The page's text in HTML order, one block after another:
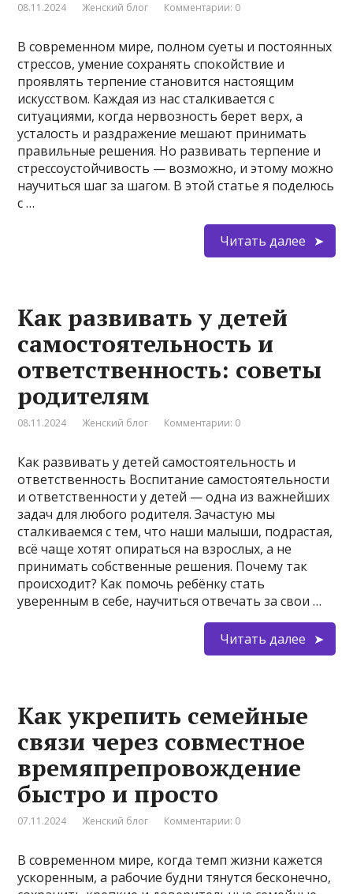
08.11.2024 Женский блог Комментарии: 0
В современном мире, полном суеты и постоянных
стрессов, умение сохранять спокойствие и
проявлять терпение становится настоящим
искусством. Каждая из нас сталкивается с
ситуациями, когда нервозность берет верх, а
усталость и раздражение мешают принимать
правильные решения. Но развивать терпение и
стрессоустойчивость — возможно, и этому можно
научиться шаг за шагом. В этой статье я поделюсь
с …
Читать далее
Как развивать у детей
самостоятельность и
ответственность: советы
родителям
08.11.2024 Женский блог Комментарии: 0
Как развивать у детей самостоятельность и
ответственность Воспитание самостоятельности
и ответственности у детей — одна из важнейших
задач для любого родителя. Зачастую мы
сталкиваемся с тем, что наши малыши, подрастая,
всё чаще хотят опираться на взрослых, а не
принимать собственные решения. Почему так
происходит? Как помочь ребёнку стать
уверенным в себе, научиться отвечать за свои …
Читать далее
Как укрепить семейные
связи через совместное
времяпрепровождение
быстро и просто
07.11.2024 Женский блог Комментарии: 0
В современном мире, когда темп жизни кажется
ускоренным, а рабочие будни тянутся бесконечно,